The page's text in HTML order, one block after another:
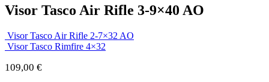
Visor Tasco Air Rifle 3-9×40 AO
Visor Tasco Air Rifle 2-7×32 AO
Visor Tasco Rimfire 4×32
109,00 €